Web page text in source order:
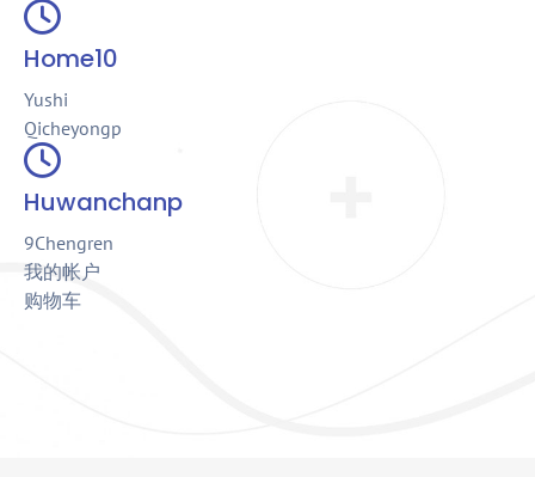
Home10
Yushi
Qicheyongp
Huwanchanp
9Chengren
我的帐户
购物车